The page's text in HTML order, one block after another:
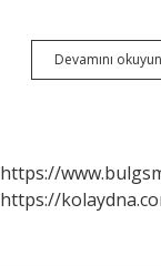
Devamını okuyun
https://
https://